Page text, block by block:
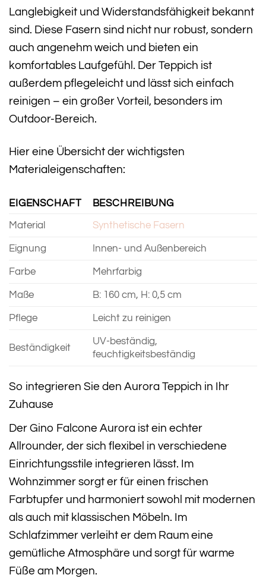
Langlebigkeit und Widerstandsfähigkeit bekannt
sind. Diese Fasern sind nicht nur robust, sondern
auch angenehm weich und bieten ein
komfortables Laufgefühl. Der Teppich ist
außerdem pflegeleicht und lässt sich einfach
reinigen – ein großer Vorteil, besonders im
Outdoor-Bereich.
Hier eine Übersicht der wichtigsten
Materialeigenschaften:
EIGENSCHAFT BESCHREIBUNG
Material Synthetische Fasern
Eignung Innen- und Außenbereich
Farbe Mehrfarbig
Maße B: 160 cm, H: 0,5 cm
Pflege Leicht zu reinigen
Beständigkeit
UV-beständig,
feuchtigkeitsbeständig
So integrieren Sie den Aurora Teppich in Ihr
Zuhause
Der Gino Falcone Aurora ist ein echter
Allrounder, der sich flexibel in verschiedene
Einrichtungsstile integrieren lässt. Im
Wohnzimmer sorgt er für einen frischen
Farbtupfer und harmoniert sowohl mit modernen
als auch mit klassischen Möbeln. Im
Schlafzimmer verleiht er dem Raum eine
gemütliche Atmosphäre und sorgt für warme
Füße am Morgen.